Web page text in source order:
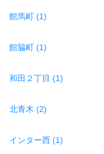
館馬町 (1)
館脇町 (1)
和田２丁目 (1)
北青木 (2)
インター西 (1)